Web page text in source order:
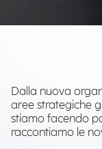
Dalla nuova
aree strategiche
stiamo facendo
raccontiamo le